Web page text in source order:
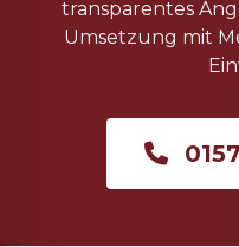
transparentes
Umsetzung mit